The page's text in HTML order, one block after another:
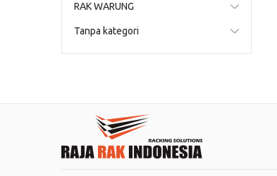
RAK WARUNG
Tanpa kategori